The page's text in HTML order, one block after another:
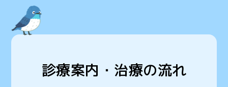
診療案内・治療の流れ